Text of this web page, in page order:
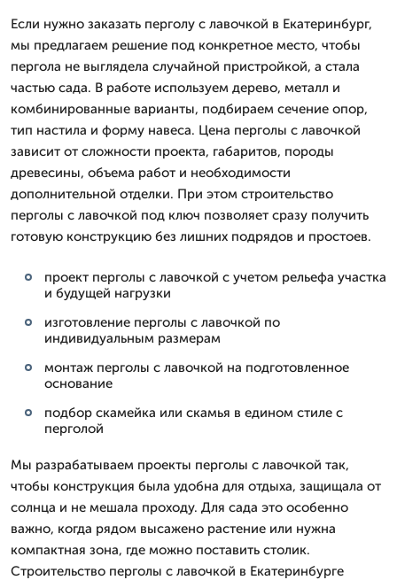
Если нужно заказать перголу с лавочкой в Екатеринбург,
мы предлагаем решение под конкретное место, чтобы
пергола не выглядела случайной пристройкой, а стала
частью сада. В работе используем дерево, металл и
комбинированные варианты, подбираем сечение опор,
тип настила и форму навеса. Цена перголы с лавочкой
зависит от сложности проекта, габаритов, породы
древесины, объема работ и необходимости
дополнительной отделки. При этом строительство
перголы с лавочкой под ключ позволяет сразу получить
готовую конструкцию без лишних подрядов и простоев.
проект перголы с лавочкой с учетом рельефа участка
и будущей нагрузки
изготовление перголы с лавочкой по
индивидуальным размерам
монтаж перголы с лавочкой на подготовленное
основание
подбор скамейка или скамья в едином стиле с
перголой
Мы разрабатываем проекты перголы с лавочкой так,
чтобы конструкция была удобна для отдыха, защищала от
солнца и не мешала проходу. Для сада это особенно
важно, когда рядом высажено растение или нужна
компактная зона, где можно поставить столик.
Строительство перголы с лавочкой в Екатеринбурге